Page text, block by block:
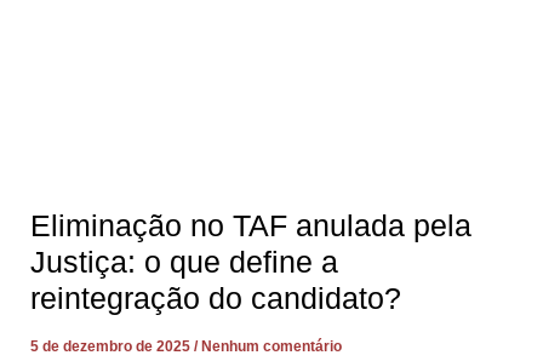
Eliminação no TAF anulada pela
Justiça: o que define a
reintegração do candidato?
5 de dezembro de 2025 Nenhum comentário